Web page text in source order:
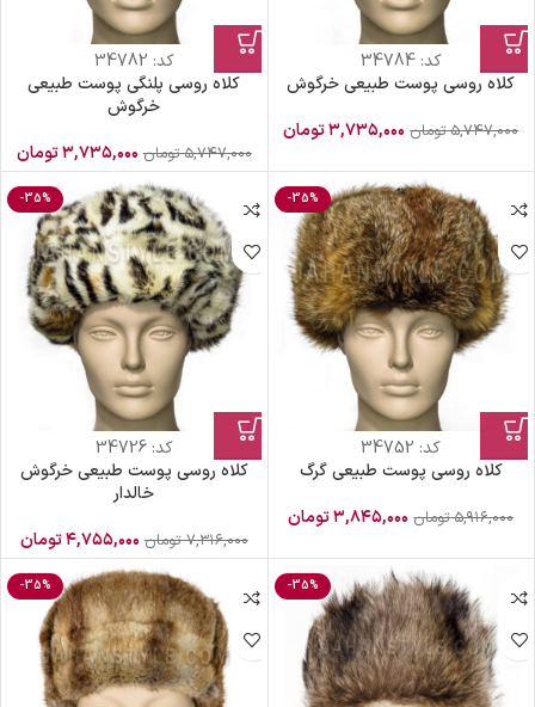
کد:34784
کلاه روسی پوست طبیعی خرگوش
۵,۷۴۷,۰۰۰ تومان ۳,۷۳۵,۰۰۰تومان
کد: 34782
کلاه روسی پلنگی پوست طبیعی
خرگوش
۵,۷۴۷,۰۰۰ تومان ۳,۷۳۵,۰۰۰تومان
-35%
کد: 34752
کلاه روسی پوست طبیعی گرگ
۵,۹۱۶,۰۰۰ تومان ۳,۸۴۵,۰۰۰تومان
-35%
کد:34726
کلاه روسی پوست طبیعی خرگوش
خالدار
۷,۳۱۶,۰۰۰ تومان ۴,۷۵۵,۰۰۰تومان
-35%
-35%